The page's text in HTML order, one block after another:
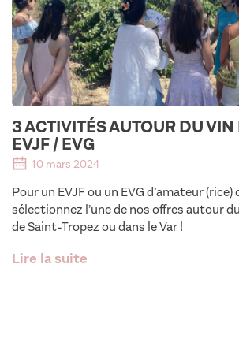
3 ACTIVITÉS AUTOUR DU
EVJF / EVG
10 mars 2024
Pour un EVJF ou un EVG d’amateur (rice)
sélectionnez l’une de nos offres autour
de Saint-Tropez ou dans le Var !
Lire la suite